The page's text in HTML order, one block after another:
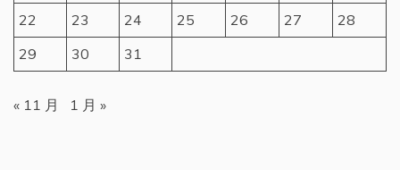
22
23 24 25 26 27
28
29
30 31
« 11 月 1 月 »